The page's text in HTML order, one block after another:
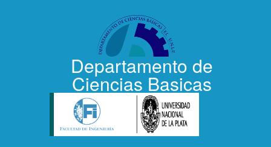
Departamento de
Ciencias Basicas